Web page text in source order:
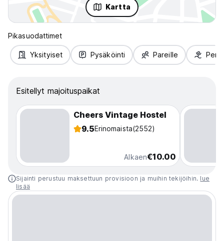
Kartta
Pikasuodattimet
Yksityiset Pysäköinti Pareille
Esitellyt majoituspaikat
Cheers Vintage Hostel
9.5Erinomaista(2552)
Alkaen€10.00
Sijainti perustuu maksettuun provisioon ja muihin tekijöihin. lue
lisää